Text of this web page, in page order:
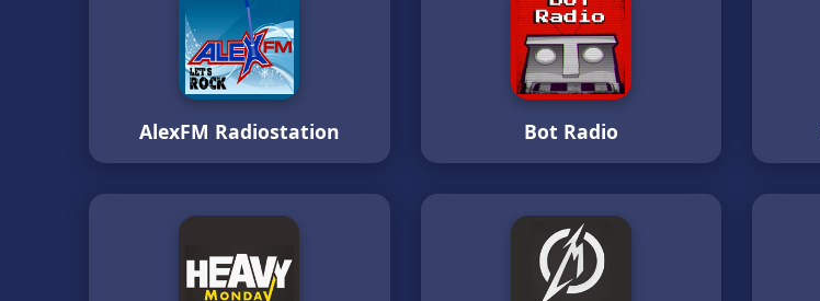
AlexFM Radiostation Bot Radio